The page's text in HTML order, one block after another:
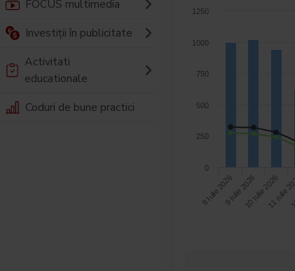
FOCUS multimedia
Investiții în publicitate
Activitati
educationale
Coduri de bune practici
8 Iulie 20269 Iulie 202610 Iulie 2026
11 Iulie
0
250
500
750
1000
1250